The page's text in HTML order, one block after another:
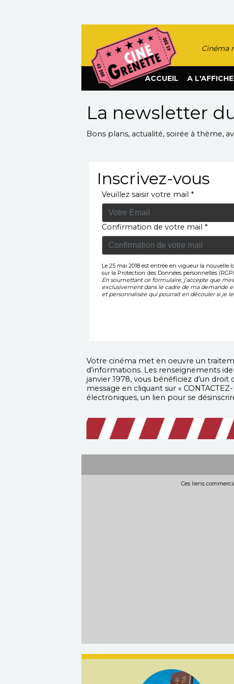
ACCUEIL A L'AFFICHE
Cinéma
La newsletter
Bons plans, actualité, soirée à thème,
Inscrivez-vous
Veuillez saisir votre mail *
Confirmation de votre mail *
Le 25 mai 2018 est entrée en vigueur la nouvelle
sur la Protection des Données personnelles
En soumettant ce formulaire, j’accepte que
exclusivement dans le cadre de ma demande
et personnalisée qui pourrait en découler si je
Votre cinéma met en oeuvre un
d’informations. Les renseignements
janvier 1978, vous bénéficiez d’un
message en cliquant sur «
électroniques, un lien pour se
Ces liens